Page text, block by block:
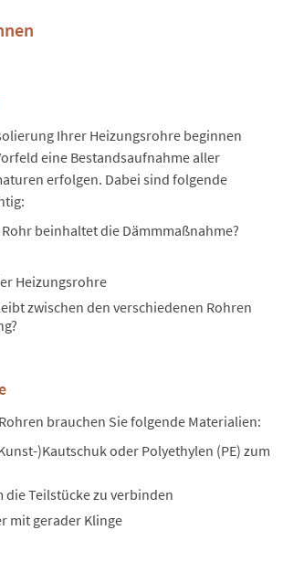
Ihrer Heizungsrohre beginnen
eine Bestandsaufnahme aller
erfolgen. Dabei sind folgende
beinhaltet die Dämmmaßnahme?
Heizungsrohre
zwischen den verschiedenen Rohren
brauchen Sie folgende Materialien:
)Kautschuk oder Polyethylen (PE) zum
die Teilstücke zu verbinden
mit gerader Klinge